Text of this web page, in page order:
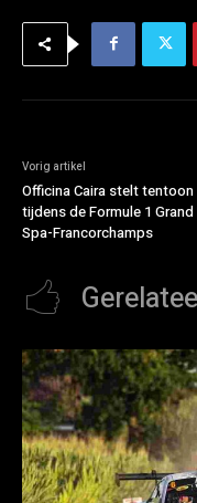
Vorig artikel
Officina Caira stelt tentoon
tijdens de Formule 1 Grand
Spa-Francorchamps